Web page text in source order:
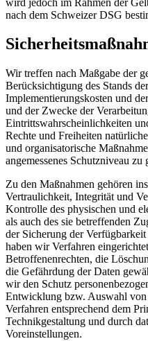
nach dem Schweizer DSG
Wir treffen nach Maßgabe der
Berücksichtigung des Stands
Implementierungskosten und
und der Zwecke der
Eintrittswahrscheinlichkeiten
Rechte und Freiheiten
und organisatorische
angemessenes Schutzniveau zu
Zu den Maßnahmen gehören
Vertraulichkeit, Integrität und
Kontrolle des physischen und
als auch des sie betreffenden
der Sicherung der
haben wir Verfahren
Betroffenenrechten, die
die Gefährdung der Daten
wir den Schutz
Entwicklung bzw. Auswahl
Verfahren entsprechend dem
Technikgestaltung und durch
Voreinstellungen.